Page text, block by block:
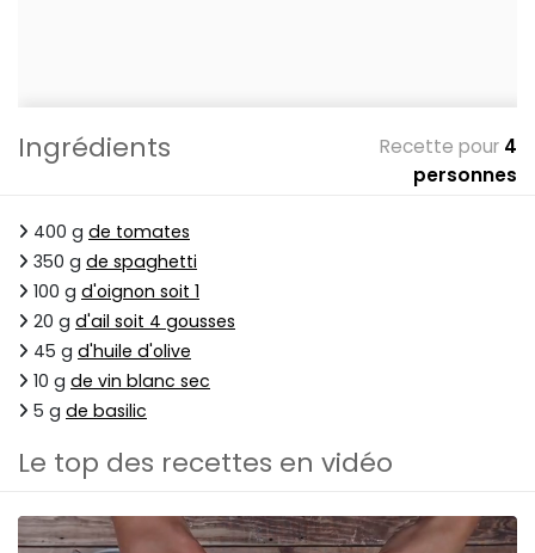
Ingrédients Recette pour 4
personnes
400 g de tomates
350 g de spaghetti
100 g d'oignon soit 1
20 g d'ail soit 4 gousses
45 g d'huile d'olive
10 g de vin blanc sec
5 g de basilic
Le top des recettes en vidéo